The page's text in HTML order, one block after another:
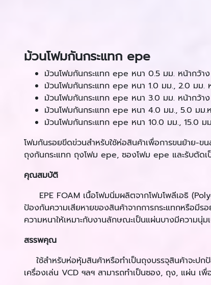
ม้วนโฟมกันกระแทก epe
ม้วนโฟมกันกระแทก epe หนา 0.5 มม. หน้ากว้า
ม้วนโฟมกันกระแทก epe หนา 1.0 มม., 2.0 มม.
ม้วนโฟมกันกระแทก epe หนา 3.0 มม. หน้ากว้า
ม้วนโฟมกันกระแทก epe หนา 4.0 มม., 5.0 มม.
ม้วนโฟมกันกระแทก epe หนา 10.0 มม., 15.0 ม
โฟมกันรอยขีดข่วนสำหรับใช้ห่อสินค้าเพื่อการขนย้าย-
ถุงกันกระแทก ถุงโฟม epe, ซองโฟม epe และรับตัด
คุณสมบัติ
EPE FOAM เนื้อโฟมนิ่มผลิตจากโฟมโพลีเอธิ
ป้องกันความเสียหายของสินค้าจากการกระแทกหรือมีร
ความหนาให้เหมาะกับงานลักษณะเป็นแผ่นบางมีความนุ่
สรรพคุณ
ใช้สำหรับห่อหุ้มสินค้าหรือทำเป็นถุงบรรจุสินค้าจะปก
เครื่องเล่น VCD ฯลฯ สามารถทำเป็นซอง, ถุง, แผ่น เ